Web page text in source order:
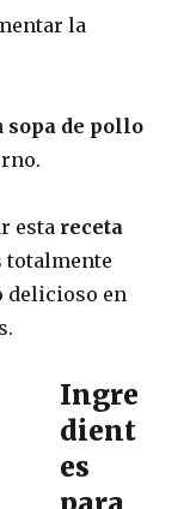
la
sopa de pollo
esta receta
totalmente
delicioso en
Ingre
dient
es